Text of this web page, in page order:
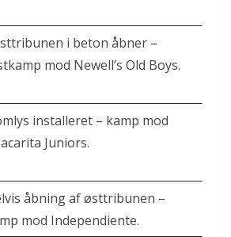
i beton åbner –
mod Newell’s Old Boys.
installeret – kamp mod
Juniors.
åbning af østtribunen –
mod Independiente.